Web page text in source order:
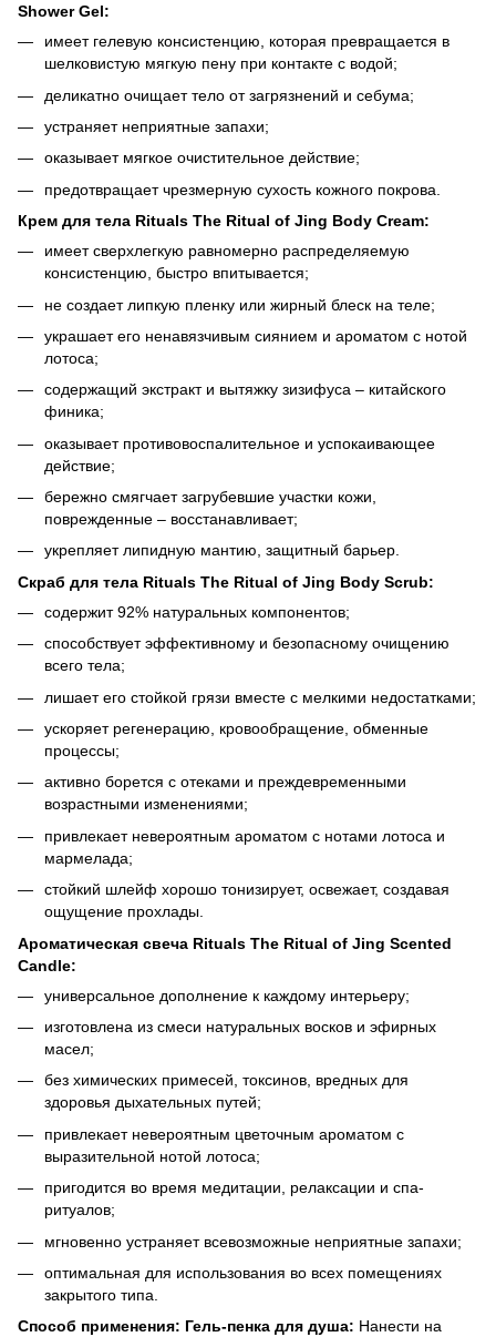
Shower Gel:
имеет гелевую консистенцию, которая превращается в
шелковистую мягкую пену при контакте с водой;
деликатно очищает тело от загрязнений и себума;
устраняет неприятные запахи;
оказывает мягкое очистительное действие;
предотвращает чрезмерную сухость кожного покрова.
Крем для тела Rituals The Ritual of Jing Body Cream:
имеет сверхлегкую равномерно распределяемую
консистенцию, быстро впитывается;
не создает липкую пленку или жирный блеск на теле;
украшает его ненавязчивым сиянием и ароматом с нотой
лотоса;
содержащий экстракт и вытяжку зизифуса – китайского
финика;
оказывает противовоспалительное и успокаивающее
действие;
бережно смягчает загрубевшие участки кожи,
поврежденные – восстанавливает;
укрепляет липидную мантию, защитный барьер.
Скраб для тела Rituals The Ritual of Jing Body Scrub:
содержит 92% натуральных компонентов;
способствует эффективному и безопасному очищению
всего тела;
лишает его стойкой грязи вместе с мелкими недостатками;
ускоряет регенерацию, кровообращение, обменные
процессы;
активно борется с отеками и преждевременными
возрастными изменениями;
привлекает невероятным ароматом с нотами лотоса и
мармелада;
стойкий шлейф хорошо тонизирует, освежает, создавая
ощущение прохлады.
Ароматическая свеча Rituals The Ritual of Jing Scented
Candle:
универсальное дополнение к каждому интерьеру;
изготовлена ​​из смеси натуральных восков и эфирных
масел;
без химических примесей, токсинов, вредных для
здоровья дыхательных путей;
привлекает невероятным цветочным ароматом с
выразительной нотой лотоса;
пригодится во время медитации, релаксации и спа-
ритуалов;
мгновенно устраняет всевозможные неприятные запахи;
оптимальная для использования во всех помещениях
закрытого типа.
Способ применения: Гель-пенка для душа: Нанести на